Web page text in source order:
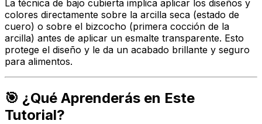
La técnica de bajo cubierta implica aplicar los diseños y
colores directamente sobre la arcilla seca (estado de
cuero) o sobre el bizcocho (primera cocción de la
arcilla) antes de aplicar un esmalte transparente. Esto
protege el diseño y le da un acabado brillante y seguro
para alimentos.
🎯 ¿Qué Aprenderás en Este
Tutorial?